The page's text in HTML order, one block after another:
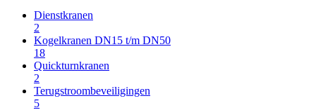
Dienstkranen
2
Kogelkranen DN15 t/m DN50
18
Quickturnkranen
2
Terugstroombeveiligingen
5